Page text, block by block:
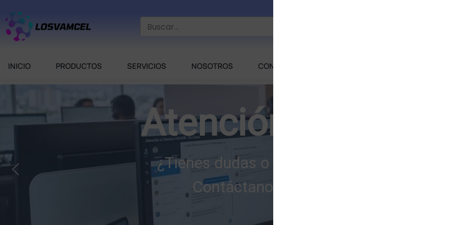
INICIO PRODUCTOS SERVICIOS NOSOTROS CONTACTANOS
Atención
¿Tienes dudas o problemas para realizar
Contáctanos y con gusto te